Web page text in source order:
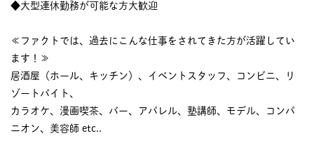
◆大型連休勤務が可能な方大歓迎
≪ファクトでは、過去にこんな仕事をされてきた方が活躍してい
ます！≫
居酒屋（ホール、キッチン）、イベントスタッフ、コンビニ、リ
ゾートバイト、
カラオケ、漫画喫茶、バー、アパレル、塾講師、モデル、コンパ
ニオン、美容師 etc..